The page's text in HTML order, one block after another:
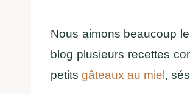
Nous aimons beaucoup
blog plusieurs recettes
petits gâteaux au miel,